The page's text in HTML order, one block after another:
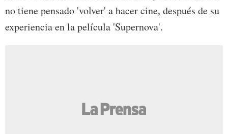
no tiene pensado 'volver' a hacer cine, después de su
experiencia en la película 'Supernova'.